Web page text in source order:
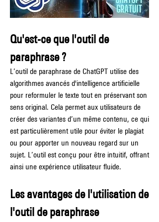
Qu'est-ce que l'outil de
paraphrase ?
L’outil de paraphrase de ChatGPT utilise des
algorithmes avancés d'intelligence artificielle
pour reformuler le texte tout en préservant son
sens original. Cela permet aux utilisateurs de
créer des variantes d’un même contenu, ce qui
est particulièrement utile pour éviter le plagiat
ou pour apporter un nouveau regard sur un
sujet. L’outil est conçu pour être intuitif, offrant
ainsi une expérience utilisateur fluide.
Les avantages de l'utilisation de
l'outil de paraphrase